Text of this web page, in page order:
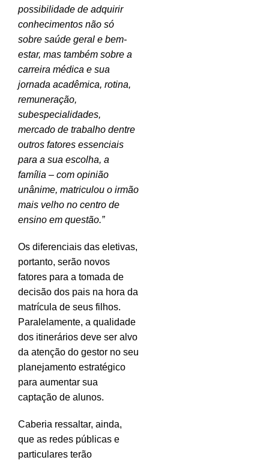
possibilidade de adquirir
conhecimentos não só
sobre saúde geral e bem-
estar, mas também sobre a
carreira médica e sua
jornada acadêmica, rotina,
remuneração,
subespecialidades,
mercado de trabalho dentre
outros fatores essenciais
para a sua escolha, a
família – com opinião
unânime, matriculou o irmão
mais velho no centro de
ensino em questão.”
Os diferenciais das eletivas,
portanto, serão novos
fatores para a tomada de
decisão dos pais na hora da
matrícula de seus filhos.
Paralelamente, a qualidade
dos itinerários deve ser alvo
da atenção do gestor no seu
planejamento estratégico
para aumentar sua
captação de alunos.
Caberia ressaltar, ainda,
que as redes públicas e
particulares terão